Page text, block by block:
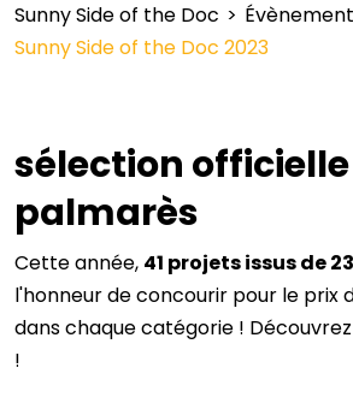
Sunny Side of the Doc >
Sunny Side of the Doc 2023
sélection
palmarès
Cette année, 41 projets issus de
l'honneur de concourir pour le prix
dans chaque catégorie !
!